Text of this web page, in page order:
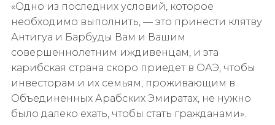
«Одно из последних условий, которое
необходимо выполнить, — это принести клятву
Антигуа и Барбуды Вам и Вашим
совершеннолетним иждивенцам, и эта
карибская страна скоро приедет в ОАЭ, чтобы
инвесторам и их семьям, проживающим в
Объединенных Арабских Эмиратах, не нужно
было далеко ехать, чтобы стать гражданами».